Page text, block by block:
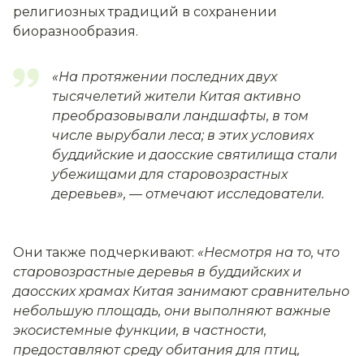
религиозных традиций в сохранении
биоразнообразия.
«На протяжении последних двух
тысячелетий жители Китая активно
преобразовывали ландшафты, в том
числе вырубали леса; в этих условиях
буддийские и даосские святилища стали
убежищами для старовозрастных
деревьев», — отмечают исследователи.
Они также подчеркивают: «Несмотря на то, что
старовозрастные деревья в буддийских и
даосских храмах Китая занимают сравнительно
небольшую площадь, они выполняют важные
экосистемные функции, в частности,
предоставляют среду обитания для птиц,